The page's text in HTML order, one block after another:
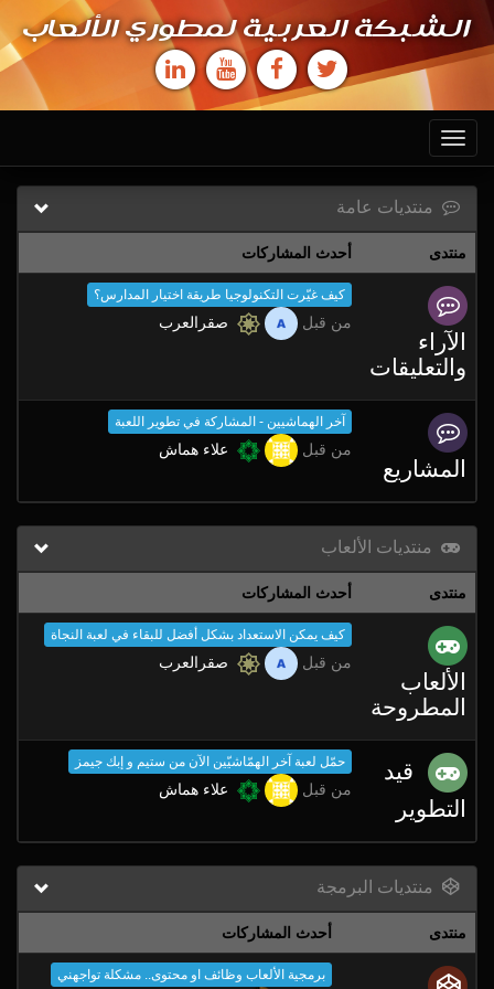
الشبكة العربية لمطوري الألعاب
Toggle
navigation
منتديات عامة
منتدى أحدث المشاركات
الآراء
والتعليقات
كيف غيّرت التكنولوجيا طريقة اختيار المدارس؟
من قبل صقرالعرب
المشاريع
آخر الهماشيين - المشاركة في تطوير اللعبة
من قبل علاء هماش
منتديات الألعاب
منتدى أحدث المشاركات
الألعاب
المطروحة
كيف يمكن الاستعداد بشكل أفضل للبقاء في لعبة النجاة
من قبل صقرالعرب
قيد
التطوير
حمّل لعبة آخر الهمّاشيّين الآن من ستيم و إبك جيمز
من قبل علاء هماش
منتديات البرمجة
منتدى أحدث المشاركات
برمجية الألعاب وظائف او محتوى.. مشكلة تواجهني